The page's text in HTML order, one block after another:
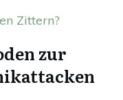
Zittern?
zur